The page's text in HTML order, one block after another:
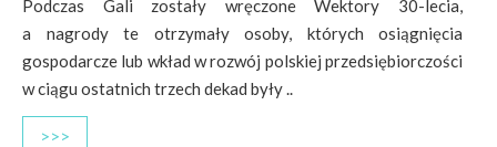
Podczas Gali zostały wręczone Wektory 30-lecia,
a nagrody te otrzymały osoby, których osiągnięcia
gospodarcze lub wkład w rozwój polskiej przedsiębiorczości
w ciągu ostatnich trzech dekad były ..
>>>